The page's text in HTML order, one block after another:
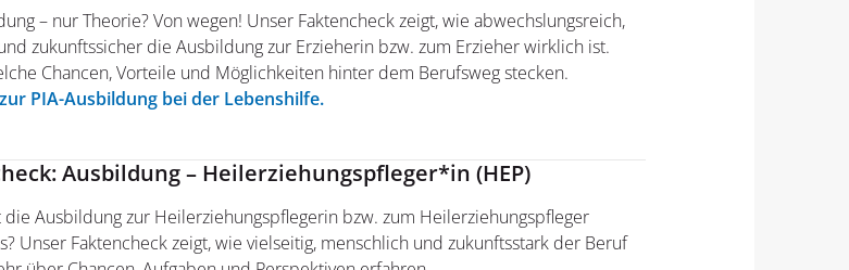
– nur Theorie? Von wegen! Unser Faktencheck zeigt, wie abwechslungsreich,
zukunftssicher die Ausbildung zur Erzieherin bzw. zum Erzieher wirklich ist.
Chancen, Vorteile und Möglichkeiten hinter dem Berufsweg stecken.
PIA-Ausbildung bei der Lebenshilfe.
Ausbildung – Heilerziehungspfleger*in (HEP)
die Ausbildung zur Heilerziehungspflegerin bzw. zum Heilerziehungspfleger
Unser Faktencheck zeigt, wie vielseitig, menschlich und zukunftsstark der Beruf